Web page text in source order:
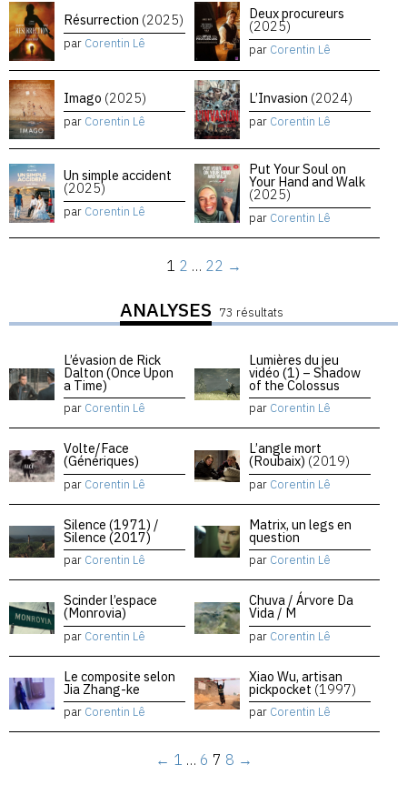
Résurrection (2025)
par Corentin Lê
Deux procureurs
(2025)
par Corentin Lê
Imago (2025)
par Corentin Lê
L’Invasion (2024)
par Corentin Lê
Un simple accident
(2025)
par Corentin Lê
Put Your Soul on
Your Hand and Walk
(2025)
par Corentin Lê
1 2 … 22 →
ANALYSES 73 résultats
L’évasion de Rick
Dalton (Once Upon
a Time)
par Corentin Lê
Lumières du jeu
vidéo (1) – Shadow
of the Colossus
par Corentin Lê
Volte/Face
(Génériques)
par Corentin Lê
L’angle mort
(Roubaix) (2019)
par Corentin Lê
Silence (1971) /
Silence (2017)
par Corentin Lê
Matrix, un legs en
question
par Corentin Lê
Scinder l’espace
(Monrovia)
par Corentin Lê
Chuva / Árvore Da
Vida / M
par Corentin Lê
Le composite selon
Jia Zhang-ke
par Corentin Lê
Xiao Wu, artisan
pickpocket (1997)
par Corentin Lê
← 1 … 6 7 8 →